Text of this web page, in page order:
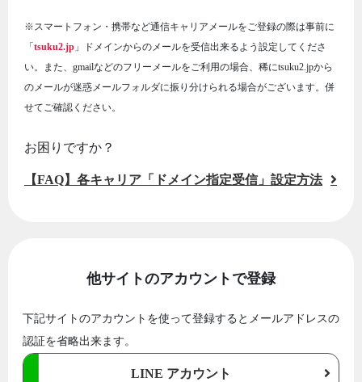
※スマートフォン・携帯など通信キャリアメールをご登録の際は事前に
「 tsuku2.jp 」ドメインからのメールを受信出来るよう設定してくださ
い。また、gmailなどのフリーメールをご利用の場合、稀にtsuku2.jpから
のメールが迷惑メールフォルダに振り分けられる場合がございます。併
せてご確認ください。
お困りですか？
【FAQ】各キャリア「ドメイン指定受信」設定方法
他サイトのアカウントで登録
下記サイトのアカウントを使って登録するとメールアドレスの
認証を省略出来ます。
LINE アカウント